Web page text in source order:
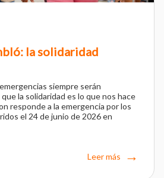
la solidaridad
siempre serán
la solidaridad es lo que nos hace
responde a la emergencia por los
el 24 de junio de 2026 en
Leer más